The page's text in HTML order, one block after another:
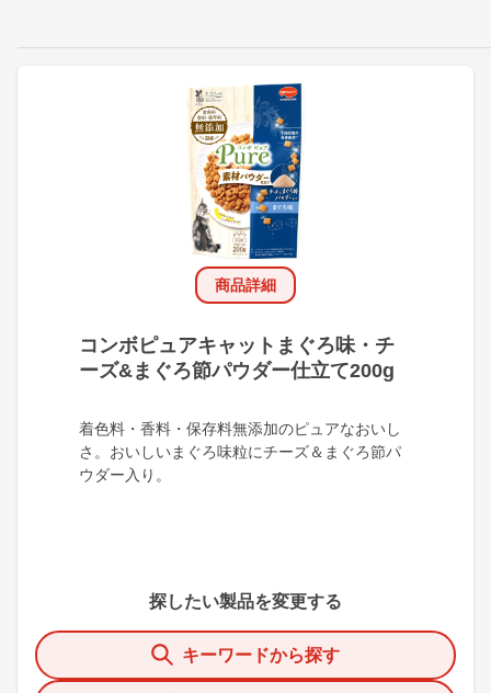
商品詳細
コンボピュアキャットまぐろ味・チ
ーズ&まぐろ節パウダー仕立て200g
着色料・香料・保存料無添加のピュアなおいし
さ。おいしいまぐろ味粒にチーズ＆まぐろ節パ
ウダー入り。
探したい製品を変更する
キーワードから探す